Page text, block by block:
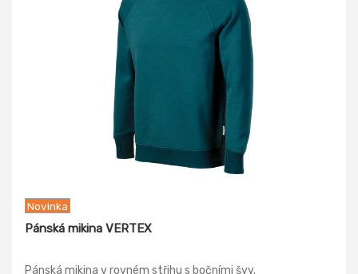
Novinka
Pánská mikina VERTEX
Pánská mikina v rovném střihu s bočními švy.